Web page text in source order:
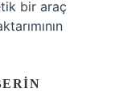
bir araç